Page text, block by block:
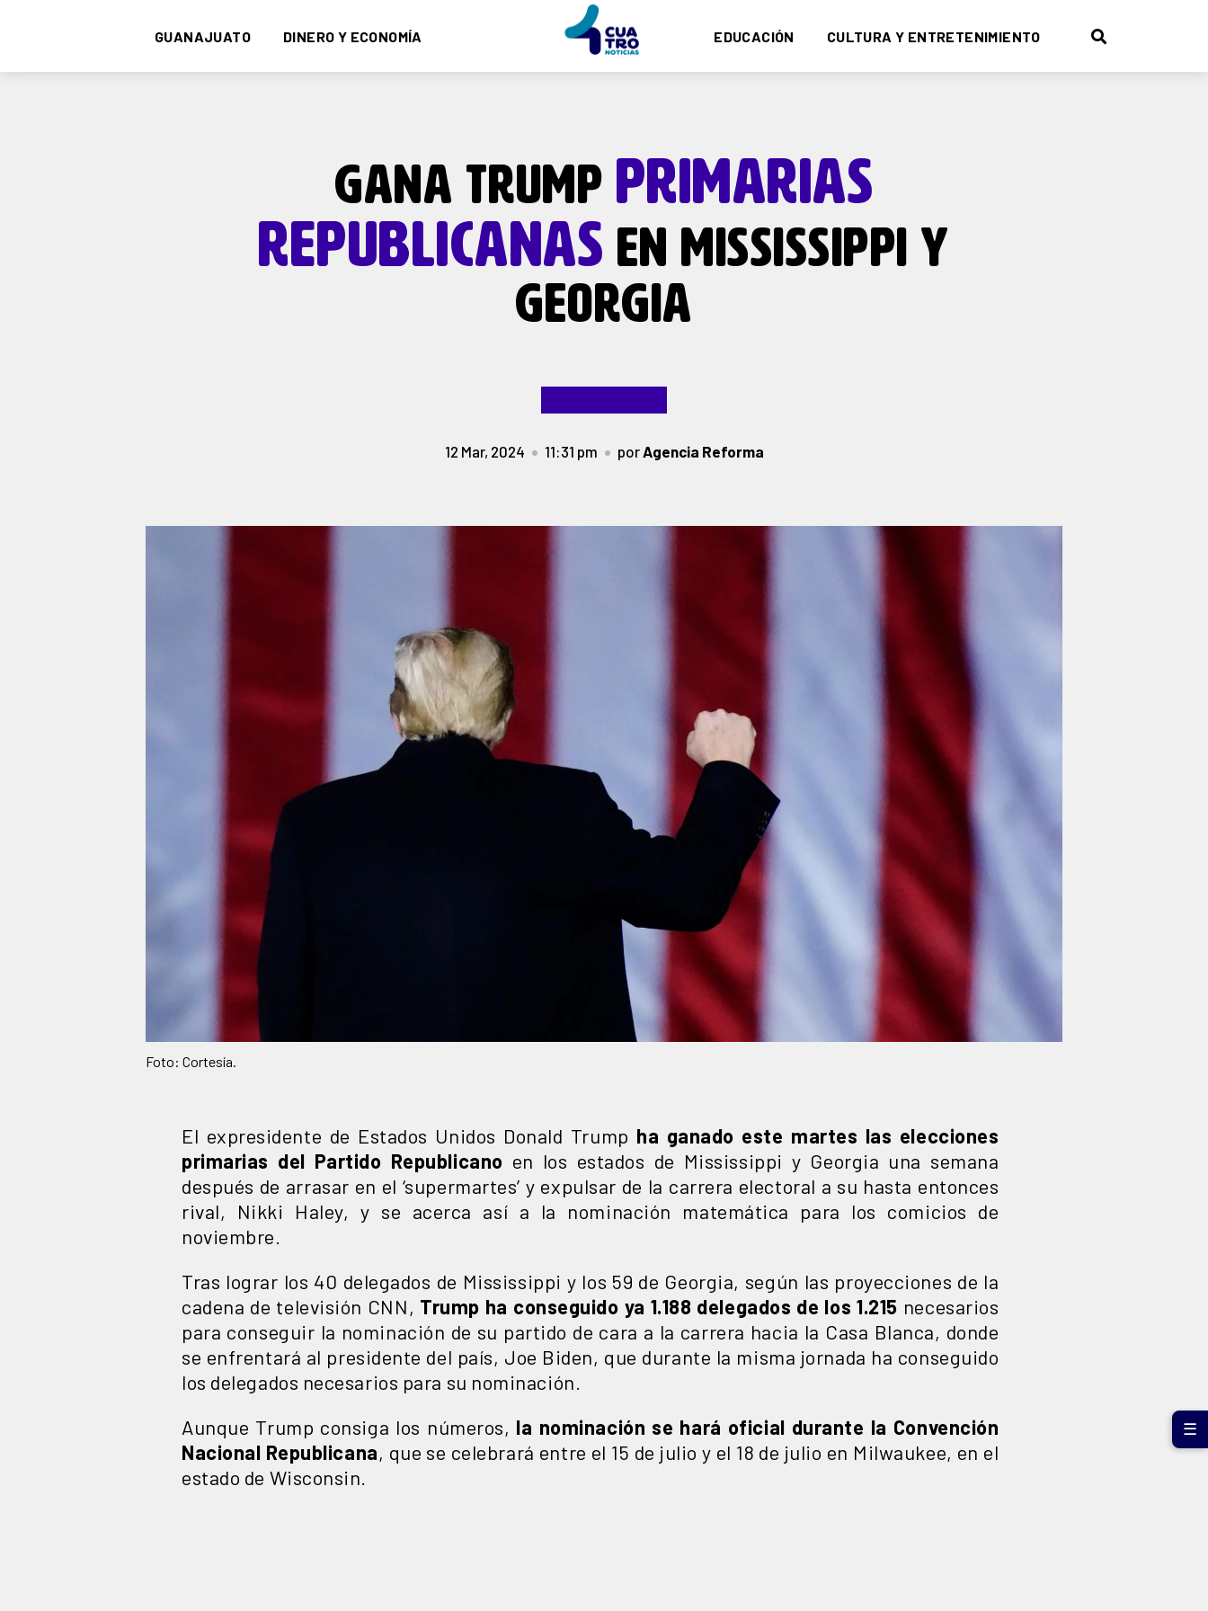
GUANAJUATO DINERO Y ECONOMÍA EDUCACIÓN CULTURA Y ENTRETENIMIENTO
GANA TRUMP PRIMARIAS
REPUBLICANAS EN MISSISSIPPI Y
GEORGIA
12 Mar, 2024 11:31 pm porAgencia Reforma
Foto: Cortesía.
El expresidente de Estados Unidos Donald Trump ha ganado este martes las elecciones
primarias del Partido Republicano en los estados de Mississippi y Georgia una semana
después de arrasar en el ‘supermartes’ y expulsar de la carrera electoral a su hasta entonces
rival, Nikki Haley, y se acerca así a la nominación matemática para los comicios de
noviembre.
Tras lograr los 40 delegados de Mississippi y los 59 de Georgia, según las proyecciones de la
cadena de televisión CNN, Trump ha conseguido ya 1.188 delegados de los 1.215 necesarios
para conseguir la nominación de su partido de cara a la carrera hacia la Casa Blanca, donde
se enfrentará al presidente del país, Joe Biden, que durante la misma jornada ha conseguido
los delegados necesarios para su nominación.
Aunque Trump consiga los números, la nominación se hará oficial durante la Convención
Nacional Republicana, que se celebrará entre el 15 de julio y el 18 de julio en Milwaukee, en el
estado de Wisconsin.
☰